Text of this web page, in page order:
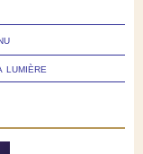
lumière